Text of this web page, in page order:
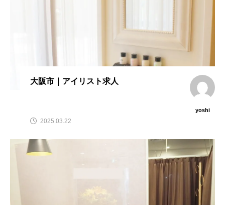
大阪市｜アイリスト求人
yoshi
2025.03.22